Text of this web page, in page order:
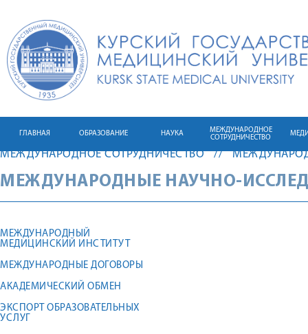
ГЛАВНАЯ ОБРАЗОВАНИЕ НАУКА
МЕЖДУНАРОДНОЕ
СОТРУДНИЧЕСТВО
МЕЖДУНАРОДНОЕ СОТРУДНИЧЕСТВО
МЕЖДУНАРОДНЫЕ НАУЧНО-
МЕЖДУНАРОДНЫЙ
МЕДИЦИНСКИЙ ИНСТИТУТ
МЕЖДУНАРОДНЫЕ ДОГОВОРЫ
АКАДЕМИЧЕСКИЙ ОБМЕН
ЭКСПОРТ ОБРАЗОВАТЕЛЬНЫХ
УСЛУГ